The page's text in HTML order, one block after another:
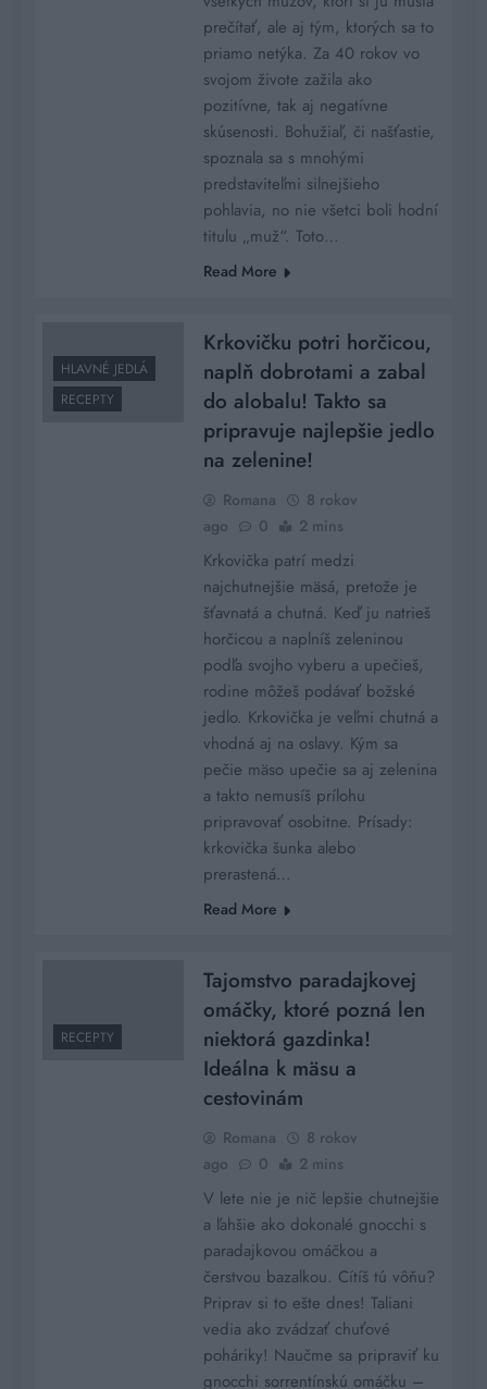
prečítať, ale aj tým, ktorých sa to
priamo netýka. Za 40 rokov vo
svojom živote zažila ako
pozitívne, tak aj negatívne
skúsenosti. Bohužiaľ, či našťastie,
spoznala sa s mnohými
predstaviteľmi silnejšieho
pohlavia, no nie všetci boli hodní
titulu „muž“. Toto…
Read More
HLAVNÉ JEDLÁ
RECEPTY
Krkovičku potri horčicou,
naplň dobrotami a zabal
do alobalu! Takto sa
pripravuje najlepšie jedlo
na zelenine!
Romana
8 rokov
ago
0 2 mins
Krkovička patrí medzi
najchutnejšie mäsá, pretože je
šťavnatá a chutná. Keď ju natrieš
horčicou a naplníš zeleninou
podľa svojho vyberu a upečieš,
rodine môžeš podávať božské
jedlo. Krkovička je veľmi chutná a
vhodná aj na oslavy. Kým sa
pečie mäso upečie sa aj zelenina
a takto nemusíš prílohu
pripravovať osobitne. Prísady:
krkovička šunka alebo
prerastená…
Read More
RECEPTY
Tajomstvo paradajkovej
omáčky, ktoré pozná len
niektorá gazdinka!
Ideálna k mäsu a
cestovinám
Romana
8 rokov
ago
0 2 mins
V lete nie je nič lepšie chutnejšie
a ľahšie ako dokonalé gnocchi s
paradajkovou omáčkou a
čerstvou bazalkou. Cítíš tú vôňu?
Priprav si to ešte dnes! Taliani
vedia ako zvádzať chuťové
poháriky! Naučme sa pripraviť ku
gnocchi sorrentínskú omáčku –